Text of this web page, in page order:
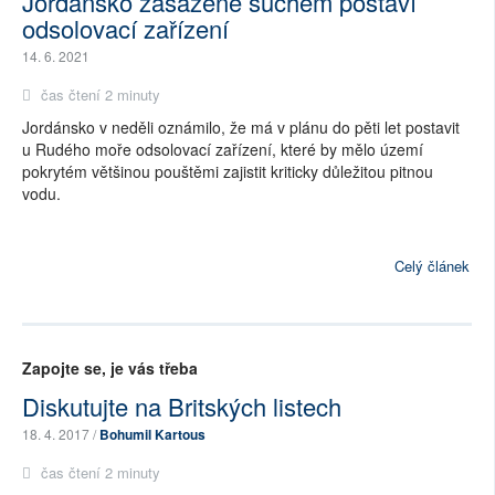
odsolovací zařízení
14. 6. 2021
čas čtení 2 minuty
Jordánsko v neděli oznámilo, že má v plánu do pěti let postavit
u Rudého moře odsolovací zařízení, které by mělo území
pokrytém většinou pouštěmi zajistit kriticky důležitou pitnou
vodu.
Celý článek
Zapojte se, je vás třeba
Diskutujte na Britských listech
18. 4. 2017 /Bohumil Kartous
čas čtení 2 minuty